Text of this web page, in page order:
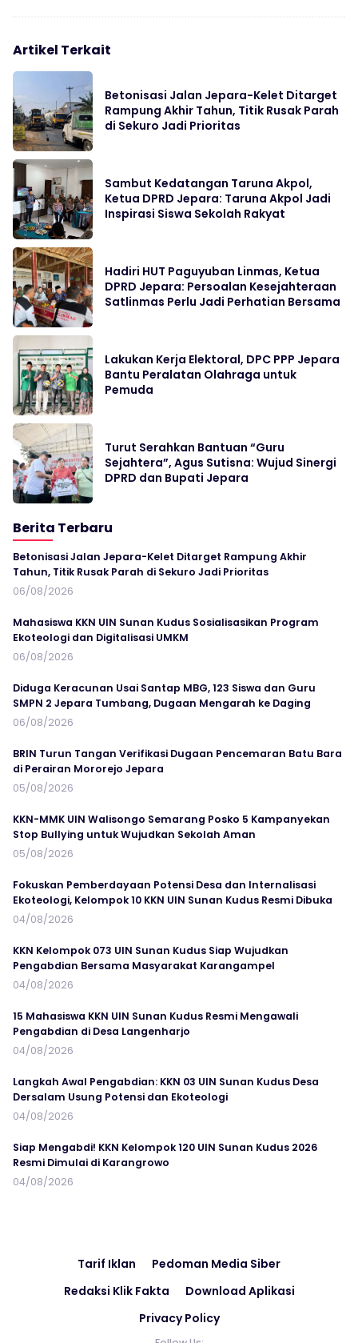
Artikel Terkait
Betonisasi Jalan Jepara-Kelet Ditarget
Rampung Akhir Tahun, Titik Rusak Parah
di Sekuro Jadi Prioritas
Sambut Kedatangan Taruna Akpol,
Ketua DPRD Jepara: Taruna Akpol Jadi
Inspirasi Siswa Sekolah Rakyat
Hadiri HUT Paguyuban Linmas, Ketua
DPRD Jepara: Persoalan Kesejahteraan
Satlinmas Perlu Jadi Perhatian Bersama
Lakukan Kerja Elektoral, DPC PPP Jepara
Bantu Peralatan Olahraga untuk
Pemuda
Turut Serahkan Bantuan “Guru
Sejahtera”, Agus Sutisna: Wujud Sinergi
DPRD dan Bupati Jepara
Berita Terbaru
Betonisasi Jalan Jepara-Kelet Ditarget Rampung Akhir
Tahun, Titik Rusak Parah di Sekuro Jadi Prioritas
06/08/2026
Mahasiswa KKN UIN Sunan Kudus Sosialisasikan Program
Ekoteologi dan Digitalisasi UMKM
06/08/2026
Diduga Keracunan Usai Santap MBG, 123 Siswa dan Guru
SMPN 2 Jepara Tumbang, Dugaan Mengarah ke Daging
06/08/2026
BRIN Turun Tangan Verifikasi Dugaan Pencemaran Batu Bara
di Perairan Mororejo Jepara
05/08/2026
KKN-MMK UIN Walisongo Semarang Posko 5 Kampanyekan
Stop Bullying untuk Wujudkan Sekolah Aman
05/08/2026
Fokuskan Pemberdayaan Potensi Desa dan Internalisasi
Ekoteologi, Kelompok 10 KKN UIN Sunan Kudus Resmi Dibuka
04/08/2026
KKN Kelompok 073 UIN Sunan Kudus Siap Wujudkan
Pengabdian Bersama Masyarakat Karangampel
04/08/2026
15 Mahasiswa KKN UIN Sunan Kudus Resmi Mengawali
Pengabdian di Desa Langenharjo
04/08/2026
Langkah Awal Pengabdian: KKN 03 UIN Sunan Kudus Desa
Dersalam Usung Potensi dan Ekoteologi
04/08/2026
Siap Mengabdi! KKN Kelompok 120 UIN Sunan Kudus 2026
Resmi Dimulai di Karangrowo
04/08/2026
Tarif Iklan
Pedoman Media Siber
Redaksi Klik Fakta
Download Aplikasi
Privacy Policy